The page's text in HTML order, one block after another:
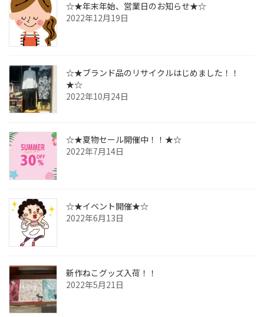
☆★年末年始、営業日のお知らせ★☆
2022年12月19日
☆★ブランド品のリサイクルはじめました！！
★☆
2022年10月24日
☆★夏物セール開催中！！★☆
2022年7月14日
☆★イベント開催★☆
2022年6月13日
新作ねこグッズ入荷！！
2022年5月21日